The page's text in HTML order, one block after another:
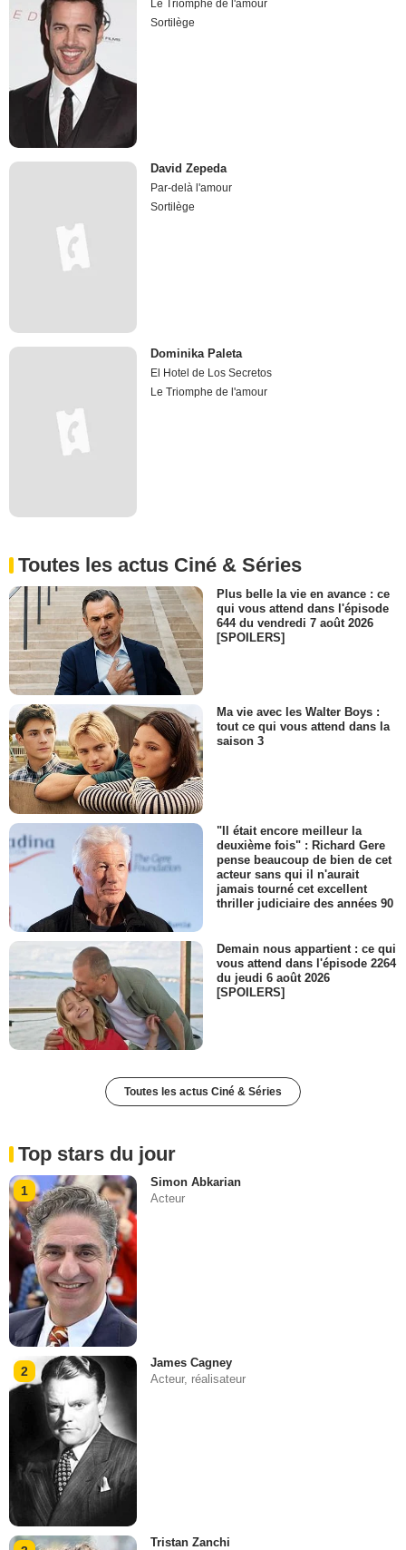
Le Triomphe de l'amour
Sortilège
David Zepeda
Par-delà l'amour
Sortilège
Dominika Paleta
El Hotel de Los Secretos
Le Triomphe de l'amour
Toutes les actus Ciné & Séries
Plus belle la vie en avance : ce
qui vous attend dans l'épisode
644 du vendredi 7 août 2026
[SPOILERS]
Ma vie avec les Walter Boys :
tout ce qui vous attend dans la
saison 3
"Il était encore meilleur la
deuxième fois" : Richard Gere
pense beaucoup de bien de cet
acteur sans qui il n'aurait
jamais tourné cet excellent
thriller judiciaire des années 90
Demain nous appartient : ce qui
vous attend dans l'épisode 2264
du jeudi 6 août 2026
[SPOILERS]
Toutes les actus Ciné & Séries
Top stars du jour
1
Simon Abkarian
Acteur
2
James Cagney
Acteur, réalisateur
Tristan Zanchi